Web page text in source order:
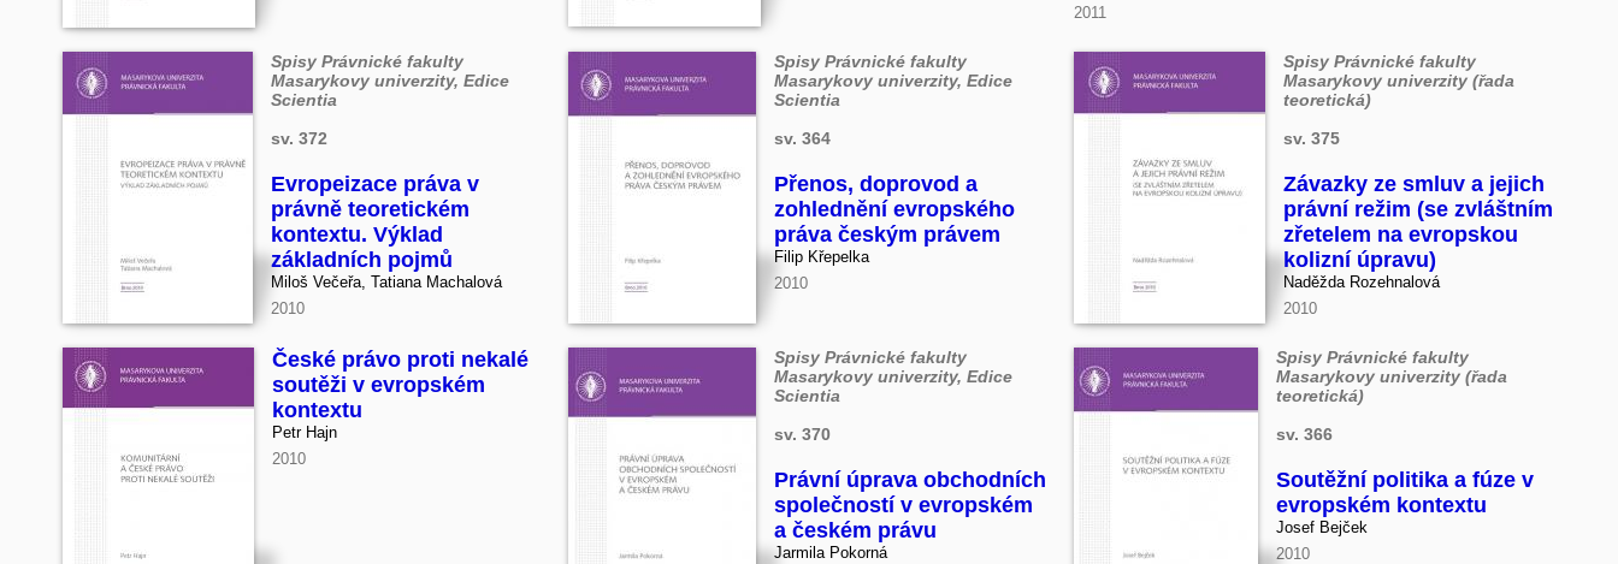
2011
Spisy Právnické fakulty
Masarykovy univerzity, Edice
Scientia
sv. 372
Evropeizace práva v
právně teoretickém
kontextu. Výklad
základních pojmů
Miloš Večeřa, Tatiana Machalová
2010
Spisy Právnické fakulty
Masarykovy univerzity, Edice
Scientia
sv. 364
Přenos, doprovod a
zohlednění evropského
práva českým právem
Filip Křepelka
2010
Spisy Právnické fakulty
Masarykovy univerzity (řada
teoretická)
sv. 375
Závazky ze smluv a jejich
právní režim (se zvláštním
zřetelem na evropskou
kolizní úpravu)
Naděžda Rozehnalová
2010
České právo proti nekalé
soutěži v evropském
kontextu
Petr Hajn
2010
Spisy Právnické fakulty
Masarykovy univerzity, Edice
Scientia
sv. 370
Právní úprava obchodních
společností v evropském
a českém právu
Jarmila Pokorná
Spisy Právnické fakulty
Masarykovy univerzity (řada
teoretická)
sv. 366
Soutěžní politika a fúze v
evropském kontextu
Josef Bejček
2010